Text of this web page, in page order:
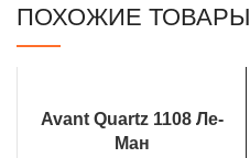
ПОХОЖИЕ ТОВАРЫ
Avant Quartz 1108 Ле-
Ман